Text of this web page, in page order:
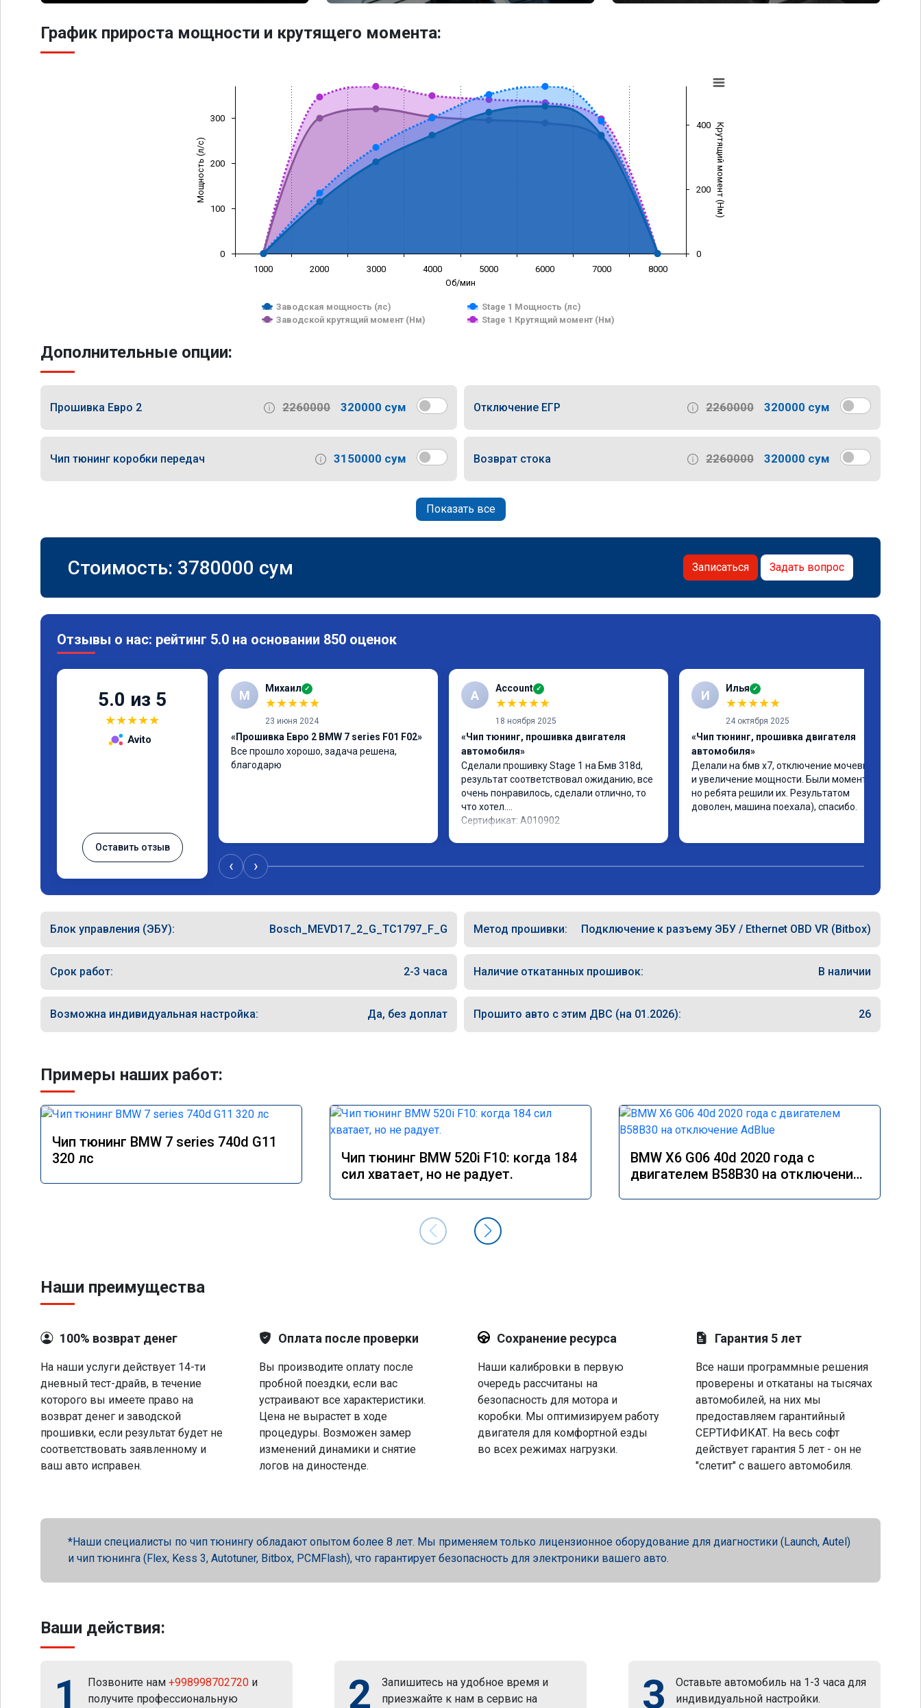
График прироста мощности и крутящего момента:
Об/мин
Мощность (л/с) Крутящий момент (Нм)
Заводская мощность (лс)
Stage 1 Мощность (лс)
Заводской крутящий момент (Нм)
Stage 1 Крутящий момент (Нм)
1000 2000 3000 4000 5000 6000 7000 8000
0
100
200
300
0
200
400
Дополнительные опции:
Прошивка Евро 2 2260000 320000 сум Отключение ЕГР 2260000 320000 сум
Чип тюнинг коробки передач 3150000 сум Возврат стока 2260000 320000 сум
Показать все
Стоимость: 3780000 сум Записаться Задать вопрос
Отзывы о нас: рейтинг 5.0 на основании 850 оценок
5.0 из 5
★★★★★
Avito
Оставить отзыв
М Михаил ✓
★★★★★
23 июня 2024
«Прошивка Евро 2 BMW 7 series F01 F02»
Все прошло хорошо, задача решена,
благодарю
A Account ✓
★★★★★
18 ноября 2025
«Чип тюнинг, прошивка двигателя
автомобиля»
Сделали прошивку Stage 1 на Бмв 318d,
результат соответствовал ожиданию, все
очень понравилось, сделали отлично, то
что хотел.
Сертификат: A010902
И Илья ✓
★★★★★
24 октября 2025
«Чип тюнинг, прошивка двигателя
автомобиля»
Делали на бмв х7, отключение мочевины
и увеличение мощности. Были моменты,
но ребята решили их. Результатом
доволен, машина поехала), спасибо.
‹ ›
Блок управления (ЭБУ): Bosch_MEVD17_2_G_TC1797_F_G Метод прошивки: Подключение к разъему ЭБУ / Ethernet OBD VR (Bitbox)
Срок работ: 2-3 часа Наличие откатанных прошивок: В наличии
Возможна индивидуальная настройка: Да, без доплат Прошито авто с этим ДВС (на 01.2026): 26
Примеры наших работ:
Чип тюнинг BMW 7 series 740d G11
320 лс
Чип тюнинг BMW 520i F10: когда 184
сил хватает, но не радует.
BMW X6 G06 40d 2020 года с
двигателем B58B30 на отключение
Наши преимущества
100% возврат денег
На наши услуги действует 14-ти
дневный тест-драйв, в течение
которого вы имеете право на
возврат денег и заводской
прошивки, если результат будет не
соответствовать заявленному и
ваш авто исправен.
Оплата после проверки
Вы производите оплату после
пробной поездки, если вас
устраивают все характеристики.
Цена не вырастет в ходе
процедуры. Возможен замер
изменений динамики и снятие
логов на диностенде.
Сохранение ресурса
Наши калибровки в первую
очередь рассчитаны на
безопасность для мотора и
коробки. Мы оптимизируем работу
двигателя для комфортной езды
во всех режимах нагрузки.
Гарантия 5 лет
Все наши программные решения
проверены и откатаны на тысячах
автомобилей, на них мы
предоставляем гарантийный
СЕРТИФИКАТ. На весь софт
действует гарантия 5 лет - он не
"слетит" с вашего автомобиля.
Наши специалисты по чип тюнингу обладают опытом более 8 лет. Мы применяем только лицензионное оборудование для диагностики (Launch, Autel)
и чип тюнинга (Flex, Kess 3, Autotuner, Bitbox, PCMFlash), что гарантирует безопасность для электроники вашего авто.
Ваши действия:
1 Позвоните нам +998998702720 и
получите профессиональную
2
Запишитесь на удобное время и
приезжайте к нам в сервис на
3
Оставьте автомобиль на 1-3 часа для
индивидуальной настройки.